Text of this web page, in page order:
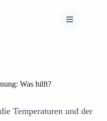
Was hilft?
Temperaturen und der